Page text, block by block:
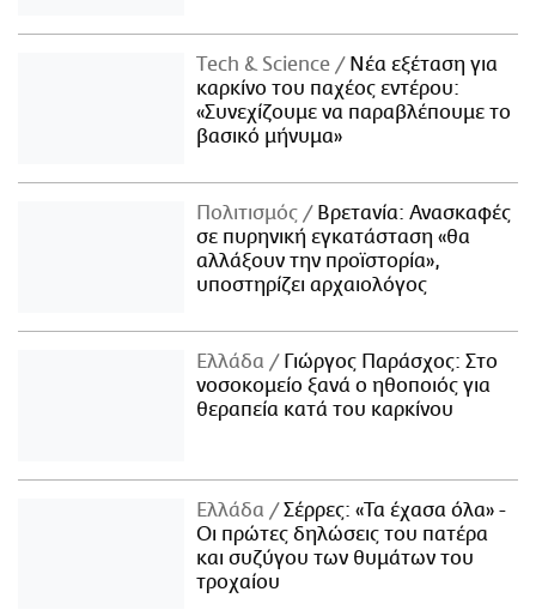
Τech & Science
Νέα εξέταση για
καρκίνο του παχέος εντέρου:
«Συνεχίζουμε να παραβλέπουμε το
βασικό μήνυμα»
Πολιτισμός
Βρετανία: Ανασκαφές
σε πυρηνική εγκατάσταση «θα
αλλάξουν την προϊστορία»,
υποστηρίζει αρχαιολόγος
Ελλάδα
Γιώργος Παράσχος: Στο
νοσοκομείο ξανά ο ηθοποιός για
θεραπεία κατά του καρκίνου
Ελλάδα
Σέρρες: «Τα έχασα όλα» -
Οι πρώτες δηλώσεις του πατέρα
και συζύγου των θυμάτων του
τροχαίου